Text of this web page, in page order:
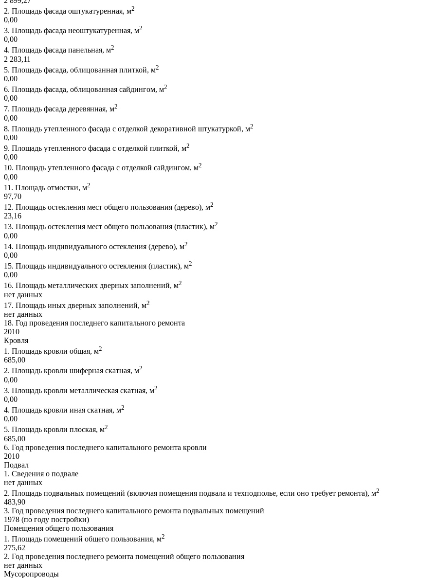
2. Площадь фасада оштукатуренная, м2
0,00
3. Площадь фасада неоштукатуренная, м2
0,00
4. Площадь фасада панельная, м2
2 283,11
5. Площадь фасада, облицованная плиткой, м2
0,00
6. Площадь фасада, облицованная сайдингом, м2
0,00
7. Площадь фасада деревянная, м2
0,00
8. Площадь утепленного фасада с отделкой декоративной штукатуркой, м2
0,00
9. Площадь утепленного фасада с отделкой плиткой, м2
0,00
10. Площадь утепленного фасада с отделкой сайдингом, м2
0,00
11. Площадь отмостки, м2
97,70
12. Площадь остекления мест общего пользования (дерево), м2
23,16
13. Площадь остекления мест общего пользования (пластик), м2
0,00
14. Площадь индивидуального остекления (дерево), м2
0,00
15. Площадь индивидуального остекления (пластик), м2
0,00
16. Площадь металлических дверных заполнений, м2
нет данных
17. Площадь иных дверных заполнений, м2
нет данных
18. Год проведения последнего капитального ремонта
2010
Кровля
1. Площадь кровли общая, м2
685,00
2. Площадь кровли шиферная скатная, м2
0,00
3. Площадь кровли металлическая скатная, м2
0,00
4. Площадь кровли иная скатная, м2
0,00
5. Площадь кровли плоская, м2
685,00
6. Год проведения последнего капитального ремонта кровли
2010
Подвал
1. Сведения о подвале
нет данных
2. Площадь подвальных помещений (включая помещения подвала и техподполье, если оно требует ремонта), м2
483,90
3. Год проведения последнего капитального ремонта подвальных помещений
1978 (по году постройки)
Помещения общего пользования
1. Площадь помещений общего пользования, м2
275,62
2. Год проведения последнего ремонта помещений общего пользования
нет данных
Мусоропроводы